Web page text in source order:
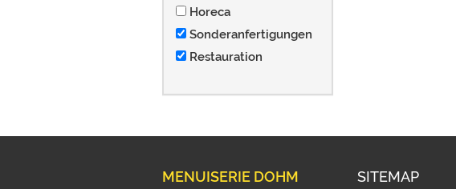
Horeca
Sonderanfertigungen
Restauration
MENUISERIE DOHM SITEMAP